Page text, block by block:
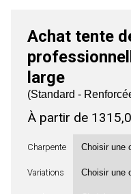
Achat tente
large
(Standard -
À partir de
Charpente
Variations